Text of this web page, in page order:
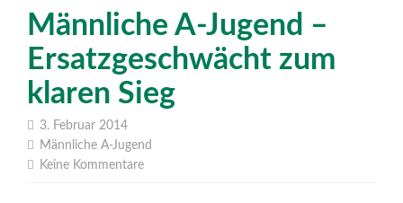
Männliche A-Jugend –
Ersatzgeschwächt zum
klaren Sieg
3. Februar 2014
Männliche A-Jugend
Keine Kommentare